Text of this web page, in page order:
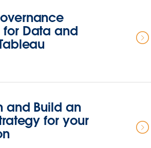
for Data and
and Build an
for your